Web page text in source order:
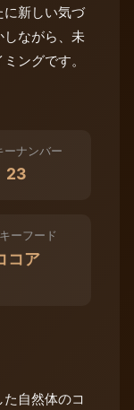
新しい気づ
ながら、未
ングです。
ーナンバー
23
ーフード
コア
自然体のコ